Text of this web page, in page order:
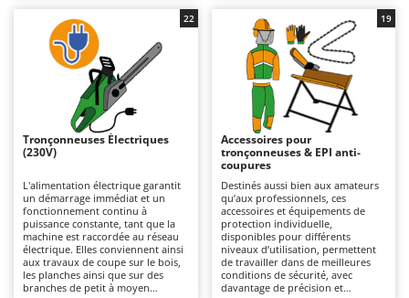
Bancs de scie pour le bois - Scies à bûches
Barbecues
Bennes pour tracteur
Brosses pour sols extérieurs
Brouettes à moteur
Broyeurs à axe horizontal pour tracteur
Broyeurs de branches et végétaux
Butteurs pour tracteur
C
Chargeurs de batterie - Démarreurs
Charrues pour tracteur
Ardes
Argo
Ariete
Artus
Attila
Ausonia
Awelco
B
Baesso
Bahco
un usage amateur et occasionnel
qu’à des utilisations
professionnelles plus fréquentes
et prolongées, sans nécessiter de
raccordement au réseau
électrique. Elles sont idéales pour
les particuliers, les jardiniers et les
sylviculteurs qui recherchent une
totale liberté de mouvement et
une grande autonomie de travail,
sans compromis sur les
performances. Elles nécessitent un
thermique (filtre à air, bougie),
ainsi que le nettoyage et
l’entretien du système de
lubrification de la chaîne, sans
oublier le contrôle périodique du
dispositif de coupe et de l’affûtage
de la chaîne.
réseau électrique. Des modèles
sont disponibles, allant du niveau
amateur au niveau professionnel ;
ces derniers offrent une bonne
autonomie et conviennent aux
travaux d’entretien des espaces
verts, ponctuels ou réguliers, sur
des branches et des troncs de
petit à moyen diamètre. Très
silencieuses, elles sont
particulièrement adaptées à une
utilisation en milieu résidentiel.
Pour prolonger l’autonomie de
travail, il suffit de remplacer la
batterie déchargée par une
batterie chargée ou de la
recharger. Certains modèles
disposent d’une autonomie
renforcée, adaptée également à
un usage professionnel. Elles
nécessitent un entretien minimal,
limité au nettoyage et à l’entretien
Tronçonneuses Électriques
(230V)
L'alimentation électrique garantit
un démarrage immédiat et un
fonctionnement continu à
puissance constante, tant que la
machine est raccordée au réseau
électrique. Elles conviennent ainsi
aux travaux de coupe sur le bois,
les planches ainsi que sur des
branches de petit à moyen
22
Accessoires pour
tronçonneuses & EPI anti-
coupures
Destinés aussi bien aux amateurs
qu’aux professionnels, ces
accessoires et équipements de
protection individuelle,
disponibles pour différents
niveaux d’utilisation, permettent
de travailler dans de meilleures
conditions de sécurité, avec
davantage de précision et
19